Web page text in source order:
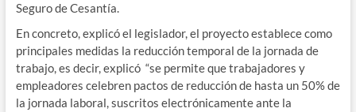
Seguro de Cesantía.
En concreto, explicó el legislador, el proyecto establece como
principales medidas la reducción temporal de la jornada de
trabajo, es decir, explicó “se permite que trabajadores y
empleadores celebren pactos de reducción de hasta un 50% de
la jornada laboral, suscritos electrónicamente ante la